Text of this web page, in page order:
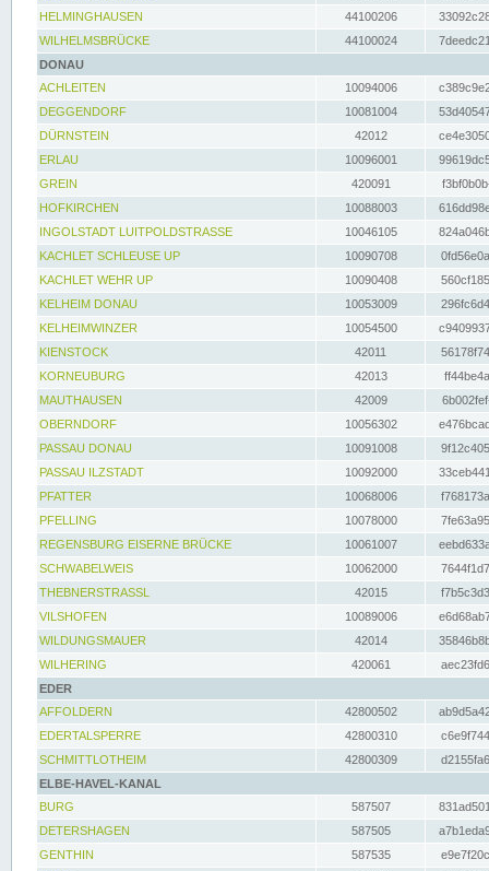
HELMINGHAUSEN
44100206
WILHELMSBRÜCKE
44100024
DONAU
ACHLEITEN
10094006
DEGGENDORF
10081004
DÜRNSTEIN
42012
ERLAU
10096001
GREIN
420091
HOFKIRCHEN
10088003
INGOLSTADT LUITPOLDSTRASSE
10046105
KACHLET SCHLEUSE UP
10090708
KACHLET WEHR UP
10090408
KELHEIM DONAU
10053009
KELHEIMWINZER
10054500
KIENSTOCK
42011
KORNEUBURG
42013
MAUTHAUSEN
42009
OBERNDORF
10056302
PASSAU DONAU
10091008
PASSAU ILZSTADT
10092000
PFATTER
10068006
PFELLING
10078000
REGENSBURG EISERNE BRÜCKE
10061007
SCHWABELWEIS
10062000
THEBNERSTRASSL
42015
VILSHOFEN
10089006
WILDUNGSMAUER
42014
WILHERING
420061
EDER
AFFOLDERN
42800502
EDERTALSPERRE
42800310
SCHMITTLOTHEIM
42800309
ELBE-HAVEL-KANAL
BURG
587507
DETERSHAGEN
587505
GENTHIN
587535